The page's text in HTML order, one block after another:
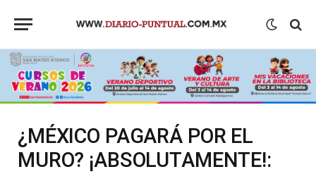
¿MÉXICO PAGARÁ POR EL
MURO? ¡ABSOLUTAMENTE!: